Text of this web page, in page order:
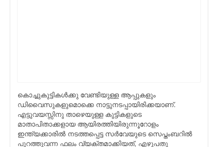
കൊച്ചുകുട്ടികള്‍ക്കു വേണ്ടിയുള്ള ആപ്പുകളും
ഡിവൈസുകളുമൊക്കെ നാട്ടുനടപ്പായിരിക്കയാണ്.
എട്ടുവയസ്സിനു താഴെയുള്ള കുട്ടികളുടെ
മാതാപിതാക്കളായ ആയിരത്തിയിരുന്നൂറോളം
ഇന്ത്യക്കാരില്‍ നടത്തപ്പെട്ട സര്‍വേയുടെ സെപ്തംബറില്‍
പുറത്തുവന്ന ഫലം വ്യക്തമാക്കിയത്, എഴുപതു